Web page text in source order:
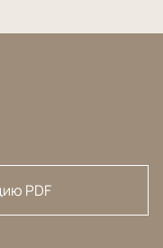
PDF